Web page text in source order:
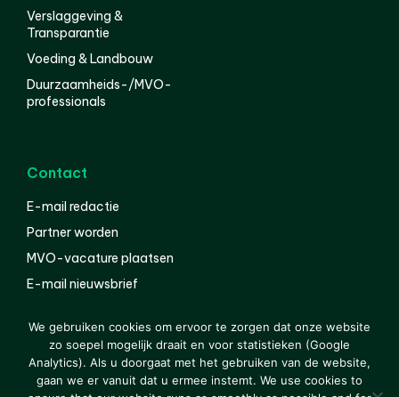
Verslaggeving &
Transparantie
Voeding & Landbouw
Duurzaamheids-/MVO-
professionals
Contact
E-mail redactie
Partner worden
MVO-vacature plaatsen
E-mail nieuwsbrief
© 2000-2026 Van der Molen EIS Colofon
Disclaimer
We gebruiken cookies om ervoor te zorgen dat onze website
zo soepel mogelijk draait en voor statistieken (Google
Analytics). Als u doorgaat met het gebruiken van de website,
gaan we er vanuit dat u ermee instemt. We use cookies to